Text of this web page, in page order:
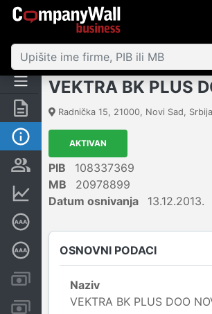
Rezime
Vlasnička struktura
Dubinska bonitetna ocena
Kreditni limit kompanije
Računi i blokade
VEKTRA BK PLUS
Radnička 15, 21000, Novi Sad, Srbija
AKTIVAN
PIB
108337369
MB
20978899
Datum osnivanja
13.12.2013.
OSNOVNI PODACI
Naziv
VEKTRA BK PLUS DOO